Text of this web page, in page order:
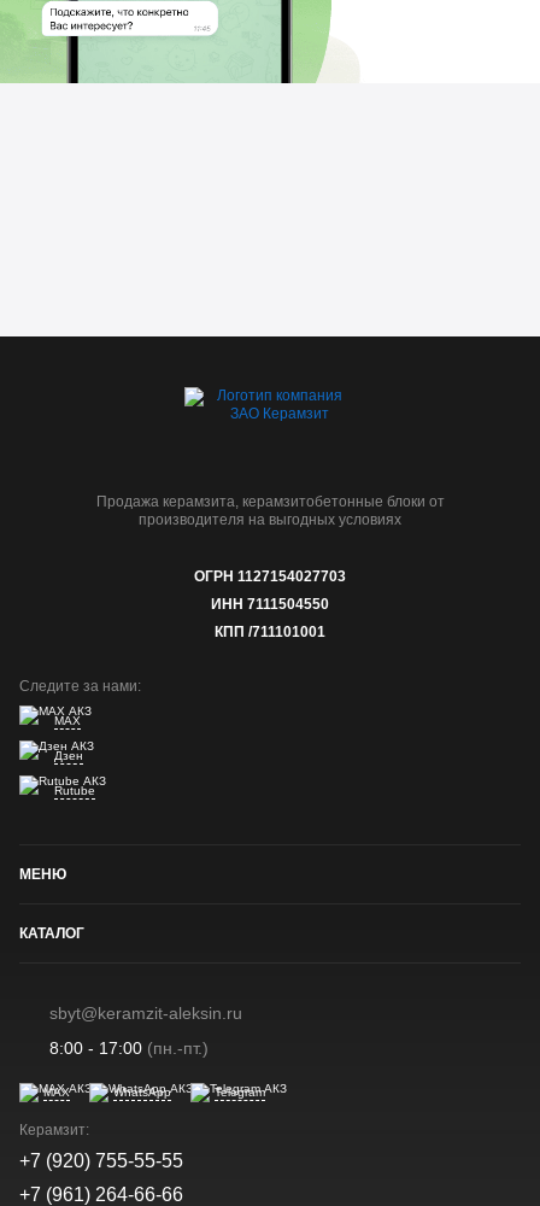
Продажа керамзита, керамзитобетонные блоки от
производителя на выгодных условиях
ОГРН 1127154027703
ИНН 7111504550
КПП /711101001
Следите за нами:
MAX
Дзен
Rutube
МЕНЮ
КАТАЛОГ
sbyt@keramzit-aleksin.ru
8:00 - 17:00(пн.-пт.)
MAX WhatsApp Telegram
Керамзит:
+7 (920) 755-55-55
+7 (961) 264-66-66